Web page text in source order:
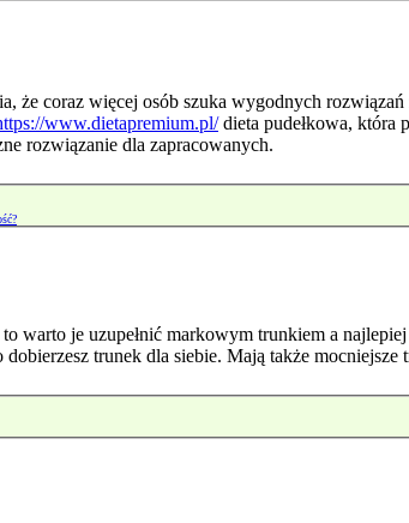
że coraz więcej osób szuka wygodnych
www.dietapremium.pl/dieta pudełkowa, która
rozwiązanie dla zapracowanych.
warto je uzupełnić markowym trunkiem a
dobierzesz trunek dla siebie. Mają także mocniejsze